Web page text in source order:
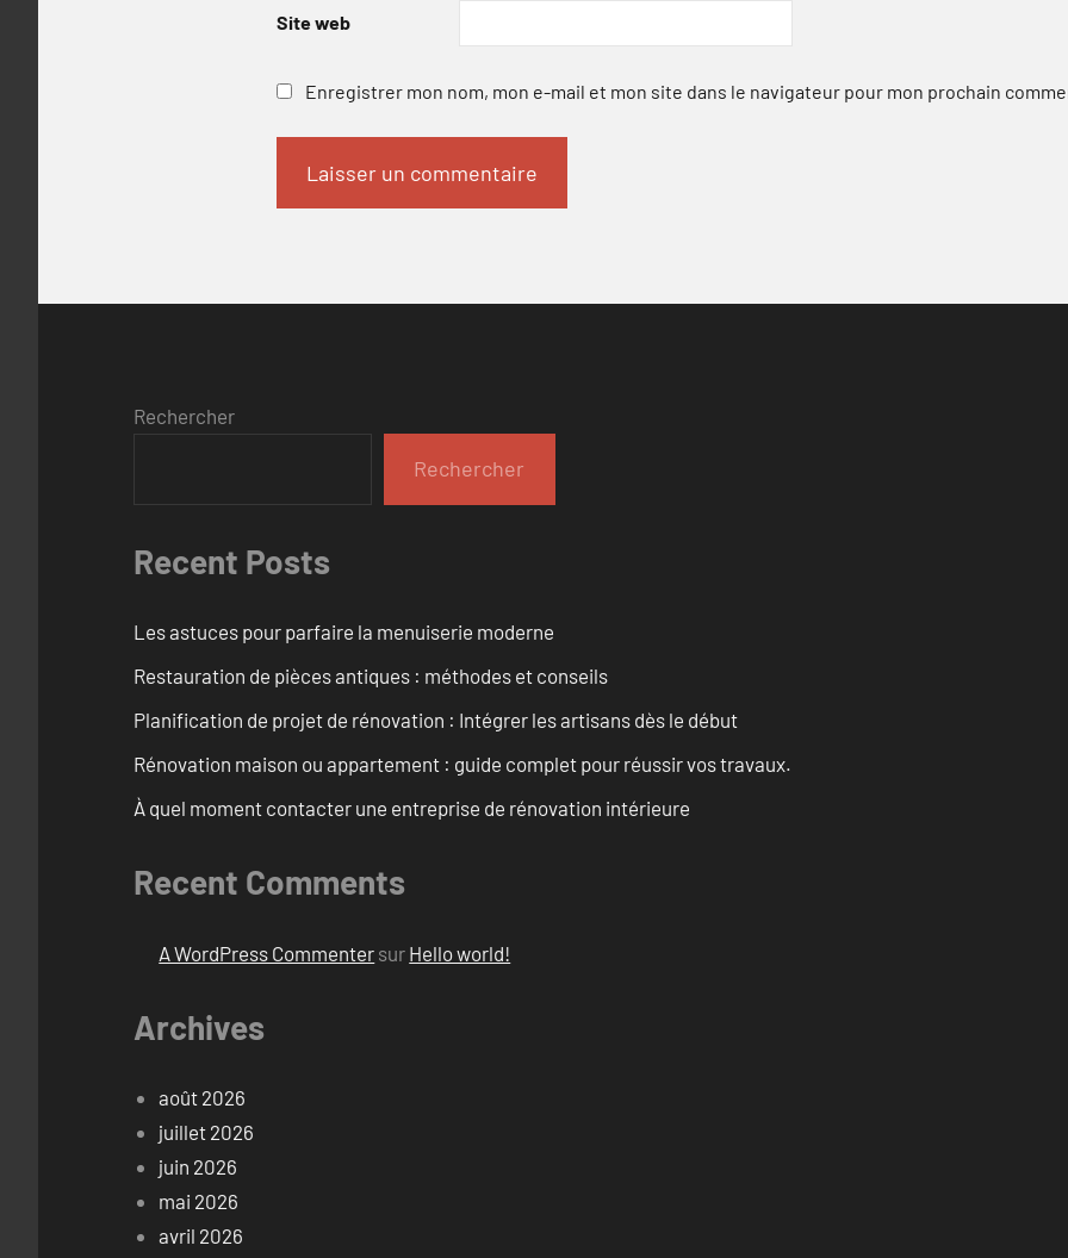
Site web
Enregistrer mon nom, mon e-mail et mon site dans le navigateur pour mon prochain
Rechercher
Rechercher
Recent Posts
Les astuces pour parfaire la menuiserie moderne
Restauration de pièces antiques : méthodes et conseils
Planification de projet de rénovation : Intégrer les artisans dès le début
Rénovation maison ou appartement : guide complet pour réussir vos travaux.
À quel moment contacter une entreprise de rénovation intérieure
Recent Comments
A WordPress Commenter sur Hello world!
Archives
août 2026
juillet 2026
juin 2026
mai 2026
avril 2026